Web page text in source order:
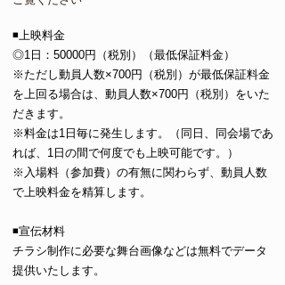
◾️上映料金
◎1日：50000円（税別）（最低保証料金）
※ただし動員人数×700円（税別）が最低保証料金
を上回る場合は、動員人数×700円（税別）をいた
だきます。
※料金は1日毎に発生します。（同日、同会場であ
れば、1日の間で何度でも上映可能です。）
※入場料（参加費）の有無に関わらず、動員人数
で上映料金を精算します。
◾️宣伝材料
チラシ制作に必要な舞台画像などは無料でデータ
提供いたします。